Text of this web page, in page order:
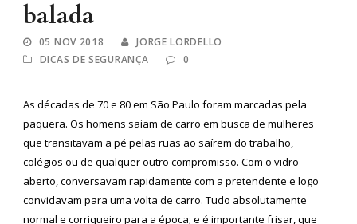
balada
05 NOV 2018
JORGE LORDELLO
DICAS DE SEGURANÇA
0
As décadas de 70 e 80 em São Paulo foram marcadas pela
paquera. Os homens saiam de carro em busca de mulheres
que transitavam a pé pelas ruas ao saírem do trabalho,
colégios ou de qualquer outro compromisso. Com o vidro
aberto, conversavam rapidamente com a pretendente e logo
convidavam para uma volta de carro. Tudo absolutamente
normal e corriqueiro para a época; e é importante frisar, que